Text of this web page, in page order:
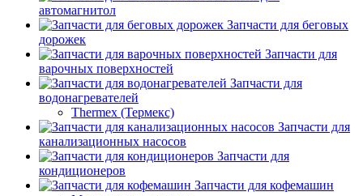
автомагнитол
Запчасти для беговых
дорожек
Запчасти для
варочных поверхностей
Запчасти для
водонагревателей
Thermex (Термекс)
Запчасти для
канализационных насосов
Запчасти для
кондиционеров
Запчасти для кофемашин